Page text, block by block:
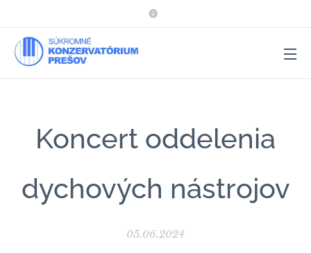
Koncert oddelenia
dychových nástrojov
05.06.2024